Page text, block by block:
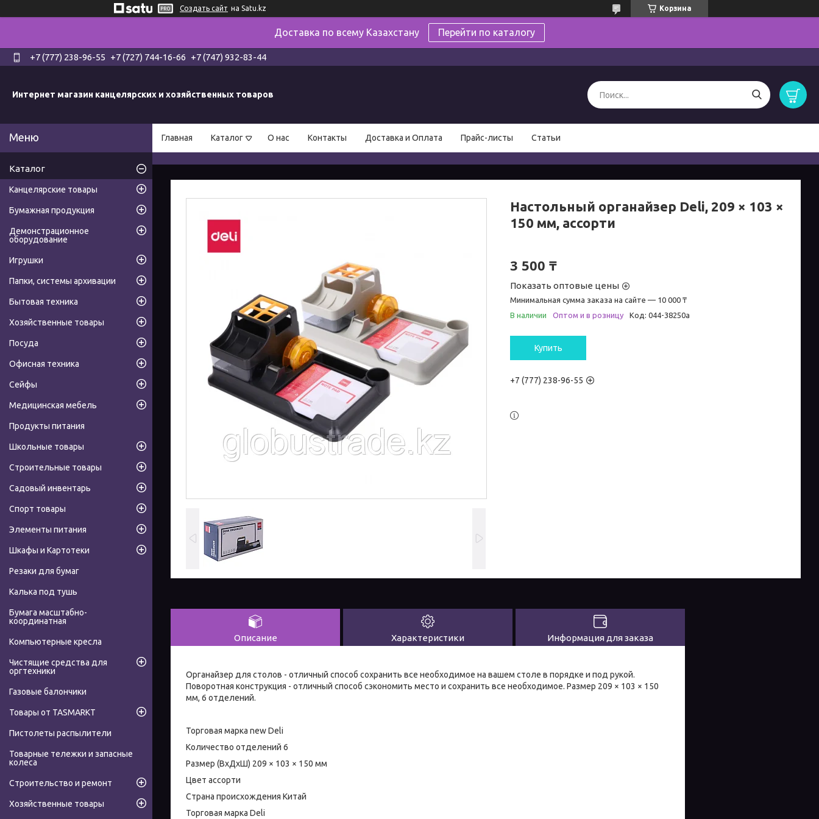
Создать сайт на Satu.kz Корзина
Доставка по всему Казахстану Перейти по каталогу
+7 (777) 238-96-55 +7 (727) 744-16-66 +7 (747) 932-83-44
Интернет магазин канцелярских и хозяйственных товаров
Главная Каталог О нас Контакты Доставка и Оплата Прайс-листы Статьи
Настольный органайзер Deli, 209 × 103 ×
150 мм, ассорти
3 500 ₸
Показать оптовые цены
Минимальная сумма заказа на сайте — 10 000 ₸
В наличии
Оптом и в розницу Код: 044-38250а
Купить
+7 (777) 238-96-55
Описание Характеристики Информация для заказа
Органайзер для столов - отличный способ сохранить все необходимое на вашем столе в порядке и под рукой.
Поворотная конструкция - отличный способ сэкономить место и сохранить все необходимое. Размер 209 × 103 × 150
мм, 6 отделений.
Торговая марка new Deli
Количество отделений 6
Размер (ВхДхШ) 209 × 103 × 150 мм
Цвет ассорти
Страна происхождения Китай
Торговая марка Deli
Каталог
Канцелярские товары
Бумажная продукция
Демонстрационное
оборудование
Игрушки
Папки, системы архивации
Бытовая техника
Хозяйственные товары
Посуда
Офисная техника
Сейфы
Медицинская мебель
Продукты питания
Школьные товары
Строительные товары
Садовый инвентарь
Спорт товары
Элементы питания
Шкафы и Картотеки
Резаки для бумаг
Калька под тушь
Бумага масштабно-
координатная
Компьютерные кресла
Чистящие средства для
оргтехники
Газовые балончики
Товары от TASMARKT
Пистолеты распылители
Товарные тележки и запасные
колеса
Строительство и ремонт
Хозяйственные товары